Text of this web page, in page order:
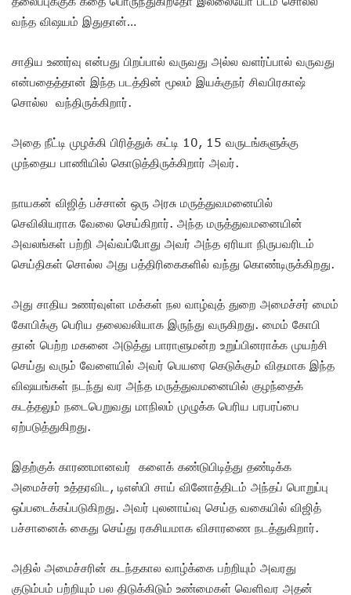
வந்த விஷயம் இதுதான்…
சாதிய உணர்வு என்பது பிறப்பால் வருவது அல்ல வளர்ப்பால் வருவது
என்பதைத்தான் இந்த படத்தின் மூலம் இயக்குநர் சிவபிரகாஷ்
சொல்ல வந்திருக்கிறார்.
அதை நீட்டி முழக்கி பிரித்துக் கட்டி 10, 15 வருடங்களுக்கு
முந்தைய பாணியில் கொடுத்திருக்கிறார் அவர்.
நாயகன் விஜித் பச்சான் ஒரு அரசு மருத்துவமனையில்
செவிலியராக வேலை செய்கிறார். அந்த மருத்துவமனையின்
அவலங்கள் பற்றி அவ்வப்போது அவர் அந்த ஏரியா நிருபவரிடம்
செய்திகள் சொல்ல அது பத்திரிகைகளில் வந்து கொண்டிருக்கிறது.
அது சாதிய உணர்வுள்ள மக்கள் நல வாழ்வுத் துறை அமைச்சர் மைம்
கோபிக்கு பெரிய தலைவலியாக இருந்து வருகிறது. மைம் கோபி
தான் பெற்ற மகனை அடுத்து பாராளுமன்ற உறுப்பினராக்க முயற்சி
செய்து வரும் வேளையில் அவர் பெயரை கெடுக்கும் விதமாக இந்த
விஷயங்கள் நடந்து வர அந்த மருத்துவமனையில் குழந்தைக்
கடத்தலும் நடைபெறுவது மாநிலம் முழுக்க பெரிய பரபரப்பை
ஏற்படுத்துகிறது.
இதற்குக் காரணமானவர் களைக் கண்டுபிடித்து தண்டிக்க
அமைச்சர் உத்தரவிட, டிஎஸ்பி சாய் வினோத்திடம் அந்தப் பொறுப்பு
ஒப்படைக்கப்படுகிறது. அவர் புலனாய்வு செய்த வகையில் விஜித்
பச்சானைக் கைது செய்து ரகசியமாக விசாரணை நடத்துகிறார்.
அதில் அமைச்சரின் கடந்தகால வாழ்க்கை பற்றியும் அவரது
குடும்பம் பற்றியும் பல திடுக்கிடும் உண்மைகள் வெளிவர அதன்